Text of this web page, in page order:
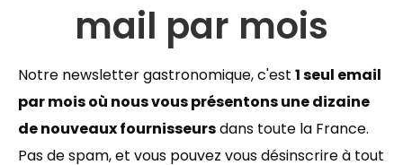
mail par mois
Notre newsletter gastronomique, c'est 1 seul email
par mois où nous vous présentons une dizaine
de nouveaux fournisseursdans toute la France.
Pas de spam, et vous pouvez vous désinscrire à tout